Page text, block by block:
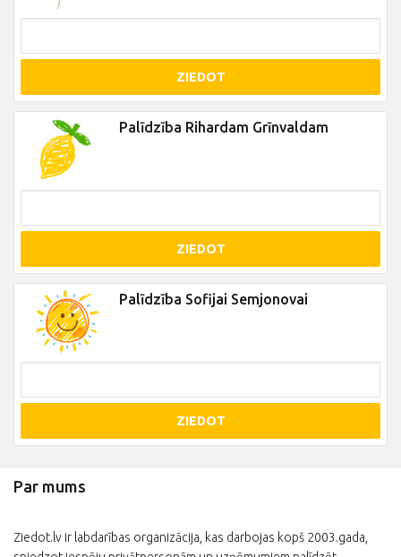
ZIEDOT
Palīdzība Rihardam Grīnvaldam
ZIEDOT
Palīdzība Sofijai Semjonovai
ZIEDOT
Par mums
Ziedot.lv ir labdarības organizācija, kas darbojas kopš 2003.gada,